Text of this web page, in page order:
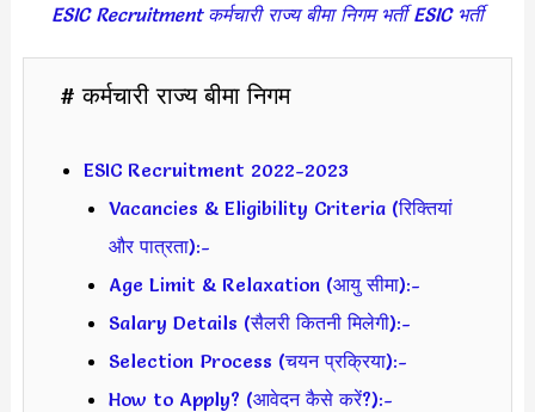
ESIC Recruitment कर्मचारी राज्य बीमा निगम भर्ती ESIC भर्ती
# कर्मचारी राज्य बीमा निगम
ESIC Recruitment 2022-2023
Vacancies & Eligibility Criteria (रिक्तियां
और पात्रता):-
Age Limit & Relaxation (आयु सीमा):-
Salary Details (सैलरी कितनी मिलेगी):-
Selection Process (चयन प्रक्रिया):-
How to Apply? (आवेदन कैसे करें?):-